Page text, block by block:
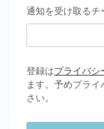
通知を受け取るチ
登録はプライバシ
ます。予めプラ
さい。